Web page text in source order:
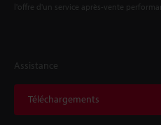
l'offre d'un service après-vente
Assistance
Téléchargements